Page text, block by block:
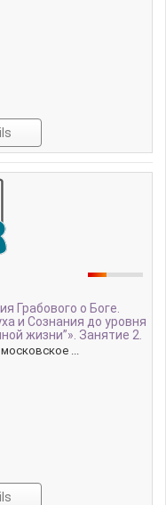
Грабового о Боге.
и Сознания до уровня
жизни”». Занятие 2.
...